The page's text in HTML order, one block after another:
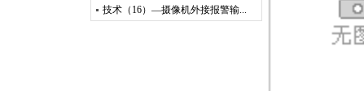
技术（16）—摄像机外接报警输...